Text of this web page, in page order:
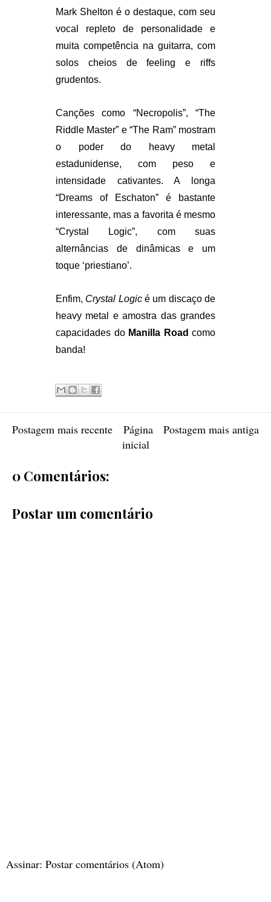
Mark Shelton é o destaque, com seu
vocal repleto de personalidade e
muita competência na guitarra, com
solos cheios de feeling e riffs
grudentos.
Canções como “Necropolis”, “The
Riddle Master” e “The Ram” mostram
o poder do heavy metal
estadunidense, com peso e
intensidade cativantes. A longa
“Dreams of Eschaton” é bastante
interessante, mas a favorita é mesmo
“Crystal Logic”, com suas
alternâncias de dinâmicas e um
toque ‘priestiano’.
Enfim, Crystal Logicé um discaço de
heavy metal e amostra das grandes
capacidades do Manilla Road como
banda!
Postagem mais recente Postagem mais antiga
Página
inicial
0 Comentários:
Postar um comentário
Assinar: Postar comentários (Atom)